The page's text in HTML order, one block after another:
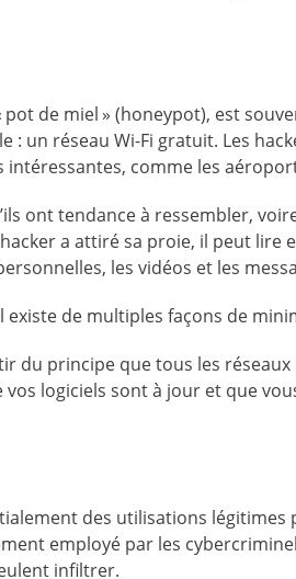
pot de miel » (honeypot), est
: un réseau Wi-Fi gratuit. Les
intéressantes, comme les
ont tendance à ressembler,
a attiré sa proie, il peut
les vidéos et les
existe de multiples façons de
du principe que tous les
logiciels sont à jour et que
des utilisations
employé par les
infiltrer.